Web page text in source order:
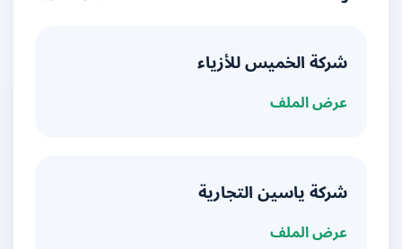
شركة الخميس للأزياء
عرض الملف
شركة ياسين التجارية
عرض الملف